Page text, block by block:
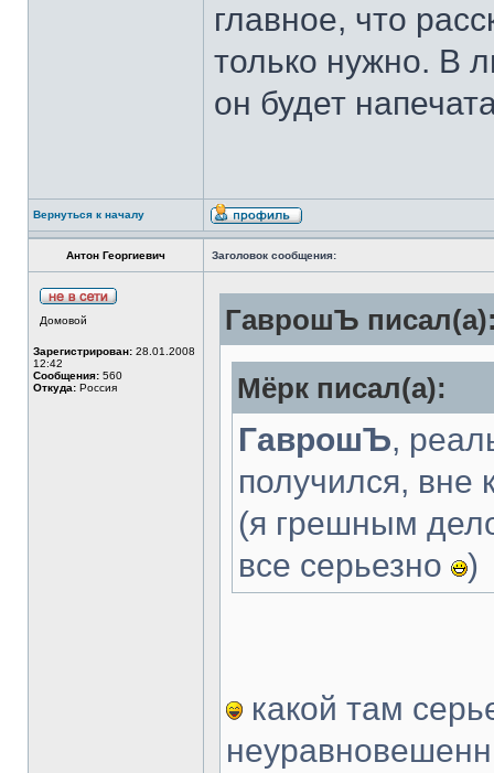
главное, что
только нужно. В
он будет
Вернуться к началу
Антон Георгиевич Заголовок сообщения:
Домовой
Зарегистрирован: 28.01.2008
12:42
Сообщения: 560
Откуда: Россия
ГаврошЪ
Мёрк писал(а):
ГаврошЪ,
получился, вне
(я грешным
все серьезно
)
какой там